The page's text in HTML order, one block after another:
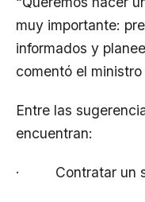
muy importante:
informados y
comentó el
Entre las
encuentran:
· Contratar un